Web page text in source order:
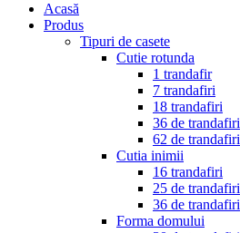
Acasă
Produs
Tipuri de casete
Cutie rotunda
1 trandafir
7 trandafiri
18 trandafiri
36 de trandafiri
62 de trandafiri
Cutia inimii
16 trandafiri
25 de trandafiri
36 de trandafiri
Forma domului